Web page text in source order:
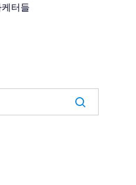
터들